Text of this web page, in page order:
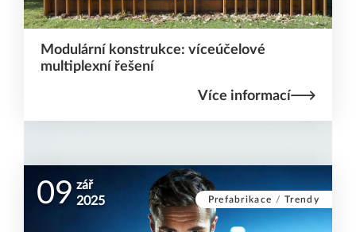
Modulární konstrukce: víceúčelové
multiplexní řešení
Více informací
Prefabrikace /Trendy
09 zář
2025